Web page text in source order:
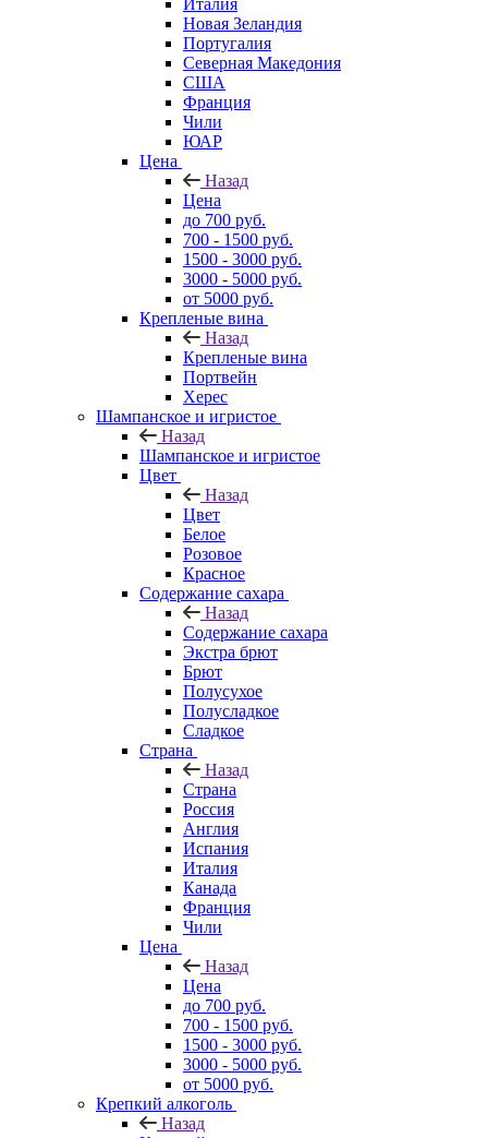
Италия
Новая Зеландия
Португалия
Северная Македония
США
Франция
Чили
ЮАР
Цена
Назад
Цена
до 700 руб.
700 - 1500 руб.
1500 - 3000 руб.
3000 - 5000 руб.
от 5000 руб.
Крепленые вина
Назад
Крепленые вина
Портвейн
Херес
Шампанское и игристое
Назад
Шампанское и игристое
Цвет
Назад
Цвет
Белое
Розовое
Красное
Содержание сахара
Назад
Содержание сахара
Экстра брют
Брют
Полусухое
Полусладкое
Сладкое
Страна
Назад
Страна
Россия
Англия
Испания
Италия
Канада
Франция
Чили
Цена
Назад
Цена
до 700 руб.
700 - 1500 руб.
1500 - 3000 руб.
3000 - 5000 руб.
от 5000 руб.
Крепкий алкоголь
Назад